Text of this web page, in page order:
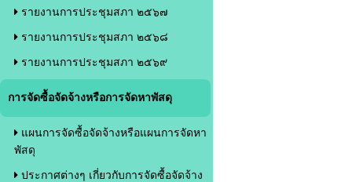
รายงานการประชุมสภา ๒๕๖๗
รายงานการประชุมสภา ๒๕๖๘
รายงานการประชุมสภา ๒๕๖๙
การจัดซื้อจัดจ้างหรือการจัดหาพัสดุ
แผนการจัดซื้อจัดจ้างหรือแผนการจัดหา
พัสดุ
ประกาศต่างๆ เกี่ยวกับการจัดซื้อจัดจ้าง